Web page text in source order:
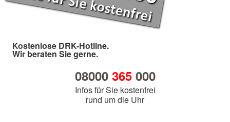
Kostenlose DRK-Hotline.
Wir beraten Sie gerne.
08000 365000
Infos für Sie kostenfrei
rund um die Uhr